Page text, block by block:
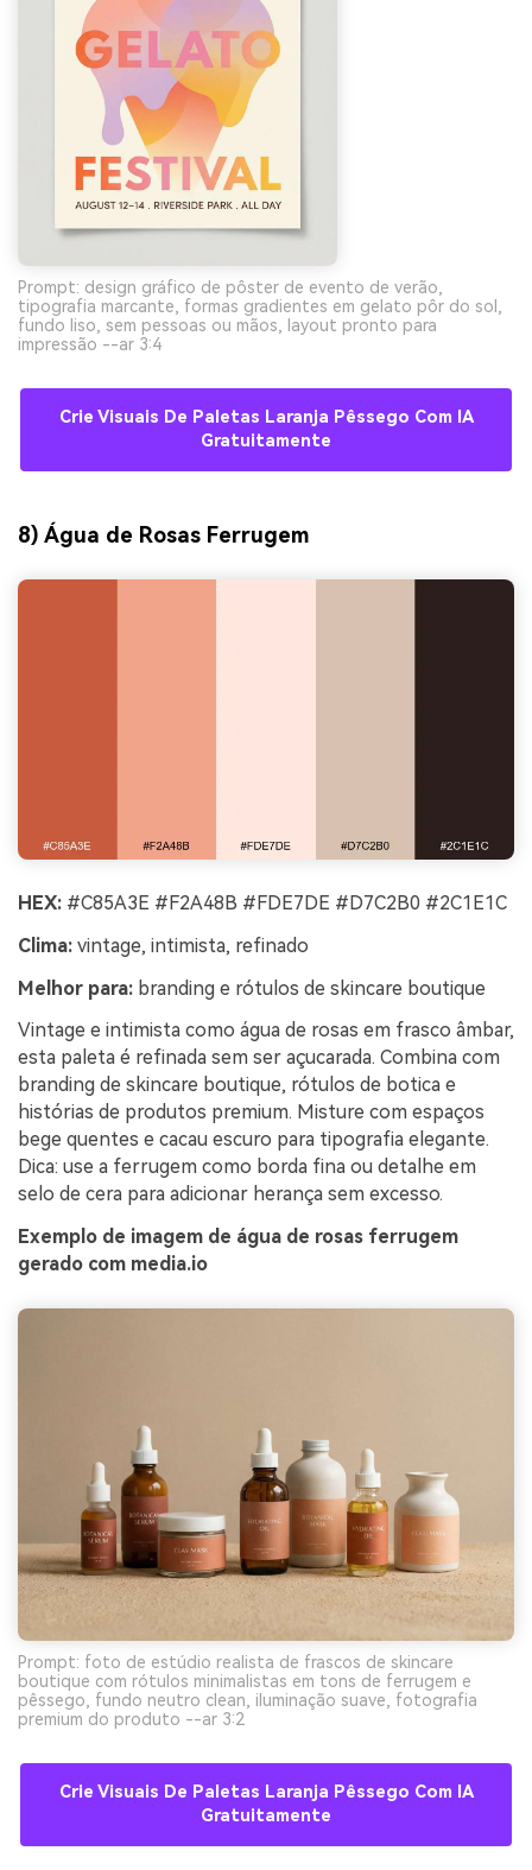
Prompt: design gráfico de pôster de evento de verão,
tipografia marcante, formas gradientes em gelato pôr do sol,
fundo liso, sem pessoas ou mãos, layout pronto para
impressão --ar 3:4
Crie Visuais De Paletas Laranja Pêssego Com IA
Gratuitamente
8) Água de Rosas Ferrugem
HEX: #C85A3E #F2A48B #FDE7DE #D7C2B0 #2C1E1C
Clima: vintage, intimista, refinado
Melhor para: branding e rótulos de skincare boutique
Vintage e intimista como água de rosas em frasco âmbar,
esta paleta é refinada sem ser açucarada. Combina com
branding de skincare boutique, rótulos de botica e
histórias de produtos premium. Misture com espaços
bege quentes e cacau escuro para tipografia elegante.
Dica: use a ferrugem como borda fina ou detalhe em
selo de cera para adicionar herança sem excesso.
Exemplo de imagem de água de rosas ferrugem
gerado com media.io
Prompt: foto de estúdio realista de frascos de skincare
boutique com rótulos minimalistas em tons de ferrugem e
pêssego, fundo neutro clean, iluminação suave, fotografia
premium do produto --ar 3:2
Crie Visuais De Paletas Laranja Pêssego Com IA
Gratuitamente